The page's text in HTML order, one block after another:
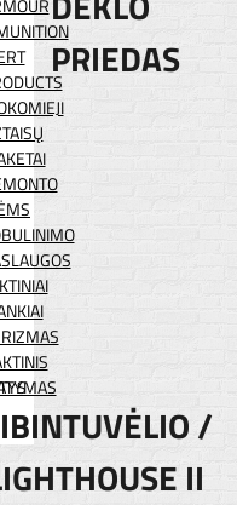
PRIEDAS
/
II